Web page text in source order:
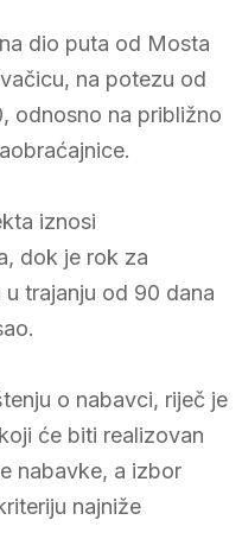
dio puta od Mosta
na potezu od
odnosno na približno
iznosi
dok je rok za
trajanju od 90 dana
o nabavci, riječ je
će biti realizovan
nabavke, a izbor
najniže